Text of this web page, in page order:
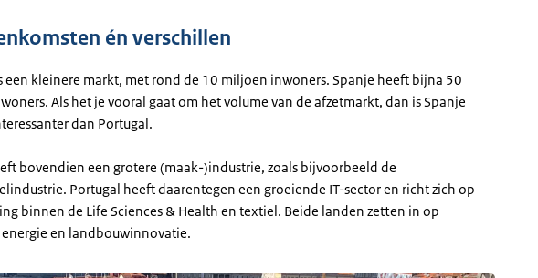
én verschillen
een kleinere markt, met rond de 10 miljoen inwoners. Spanje heeft bijna 50
Als het je vooral gaat om het volume van de afzetmarkt, dan is Spanje
dan Portugal.
bovendien een grotere (maak-)industrie, zoals bijvoorbeeld de
Portugal heeft daarentegen een groeiende IT-sector en richt zich op
binnen de Life Sciences & Health en textiel. Beide landen zetten in op
energie en landbouwinnovatie.